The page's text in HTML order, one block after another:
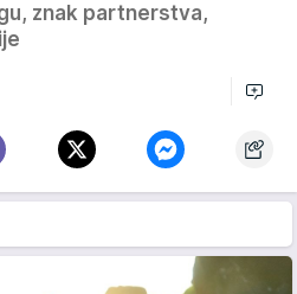
znak partnerstva,